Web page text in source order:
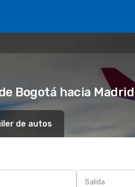
Bogotá hacia Madrid
de autos
Salida